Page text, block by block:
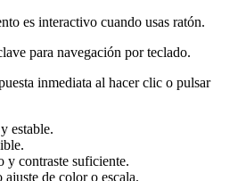
es interactivo cuando usas ratón.
para navegación por teclado.
inmediata al hacer clic o pulsar
estable.
y contraste suficiente.
de color o escala.